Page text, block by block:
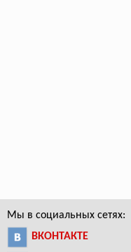
Мы в социальных сетях:
ВКОНТАКТЕ